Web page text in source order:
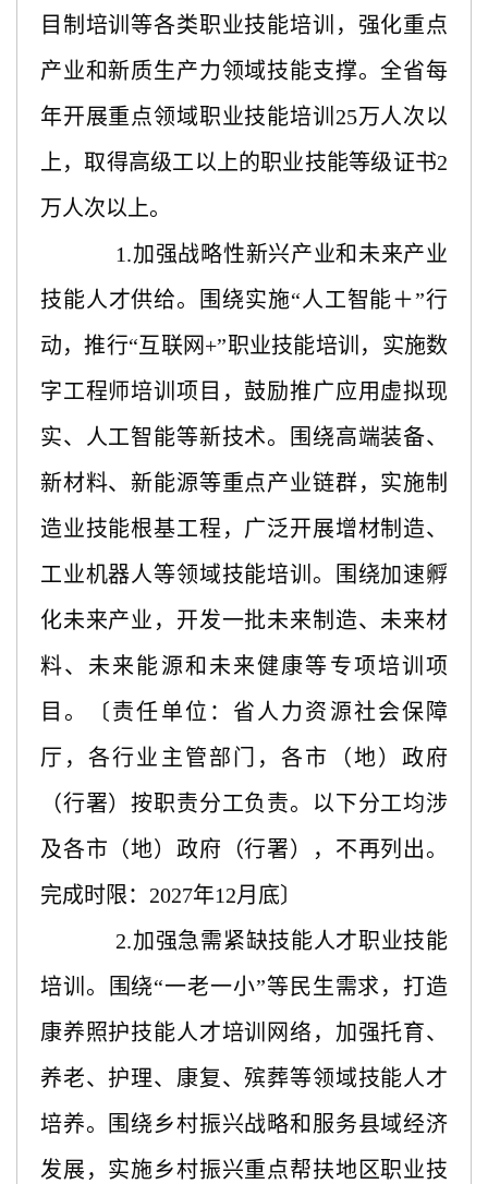
目制培训等各类职业技能培训，强化重点
产业和新质生产力领域技能支撑。全省每
年开展重点领域职业技能培训 25万人次以
上，取得高级工以上的职业技能等级证书2
万人次以上。
1.加强战略性新兴产业和未来产业
技能人才供给。围绕实施“人工智能＋”行
动，推行“互联网+”职业技能培训，实施数
字工程师培训项目，鼓励推广应用虚拟现
实、人工智能等新技术。围绕高端装备、
新材料、新能源等重点产业链群，实施制
造业技能根基工程，广泛开展增材制造、
工业机器人等领域技能培训。围绕加速孵
化未来产业，开发一批未来制造、未来材
料、未来能源和未来健康等专项培训项
目。〔责任单位：省人力资源社会保障
厅，各行业主管部门，各市（地）政府
（行署）按职责分工负责。以下分工均涉
及各市（地）政府（行署），不再列出。
完成时限：2027年12月底〕
2.加强急需紧缺技能人才职业技能
培训。围绕“一老一小”等民生需求，打造
康养照护技能人才培训网络，加强托育、
养老、护理、康复、殡葬等领域技能人才
培养。围绕乡村振兴战略和服务县域经济
发展，实施乡村振兴重点帮扶地区职业技